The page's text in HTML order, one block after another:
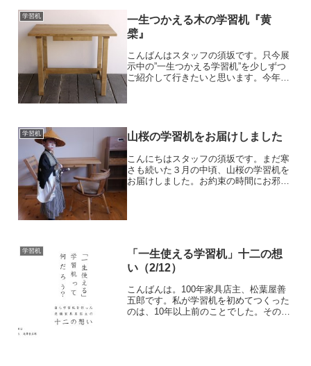
学習机
一生つかえる木の学習机『黄
檗』
こんばんはスタッフの須坂です。只今展
示中の”一生つかえる学習机”を少しずつ
ご紹介して行きたいと思います。今年は
学習机 山桜の学習机をお届けしました
こんにちはスタッフの須坂です。まだ寒
さも続いた３月の中頃、山桜の学習机を
お届けしました。お約束の時間にお邪魔
学習机
「一生使える学習机」十二の想
い（2/12）
こんばんは。100年家具店主、松葉屋善
五郎です。私が学習机を初めてつくった
のは、10年以上前のことでした。その頃